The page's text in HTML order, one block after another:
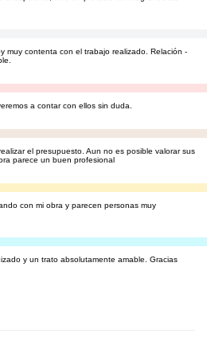
muy contenta con el trabajo realizado. Relación -
a contar con ellos sin duda.
el presupuesto. Aun no es posible valorar sus
parece un buen profesional
con mi obra y parecen personas muy
y un trato absolutamente amable. Gracias